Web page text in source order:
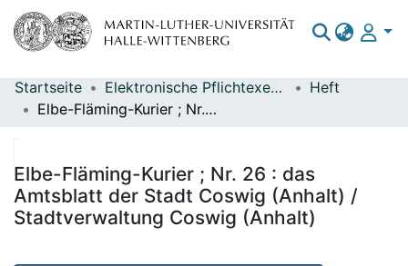
Bereiche & Sammlungen
Statistiken
Startseite Elektronische Pflichtexemplare
Heft
Elbe-Fläming-Kurier ; Nr. 26 : das Amtsblatt der Stadt Coswig (Anhalt) / Stadtverwaltung Coswig (Anhalt)
Elbe-Fläming-Kurier ; Nr. 26 : das
Amtsblatt der Stadt Coswig (Anhalt) /
Stadtverwaltung Coswig (Anhalt)